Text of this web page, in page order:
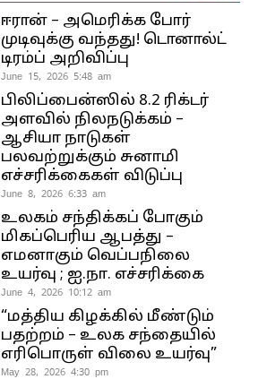
ஈரான் – அமெரிக்க போர்
முடிவுக்கு வந்தது! டொனால்ட்
டிரம்ப் அறிவிப்பு
June 15, 2026 5:48 am
பிலிப்பைன்ஸில் 8.2 ரிக்டர்
அளவில் நிலநடுக்கம் –
ஆசியா நாடுகள்
பலவற்றுக்கும் சுனாமி
எச்சரிக்கைகள் விடுப்பு
June 8, 2026 6:33 am
உலகம் சந்திக்கப் போகும்
மிகப்பெரிய ஆபத்து –
எமனாகும் வெப்பநிலை
உயர்வு ; ஐ.நா. எச்சரிக்கை
June 4, 2026 10:12 am
“மத்திய கிழக்கில் மீண்டும்
பதற்றம் – உலக சந்தையில்
எரிபொருள் விலை உயர்வு”
May 28, 2026 4:30 pm